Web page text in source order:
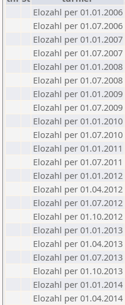
Elozahl per 01.01.2006
Elozahl per 01.07.2006
Elozahl per 01.01.2007
Elozahl per 01.07.2007
Elozahl per 01.01.2008
Elozahl per 01.07.2008
Elozahl per 01.01.2009
Elozahl per 01.07.2009
Elozahl per 01.01.2010
Elozahl per 01.07.2010
Elozahl per 01.01.2011
Elozahl per 01.07.2011
Elozahl per 01.01.2012
Elozahl per 01.04.2012
Elozahl per 01.07.2012
Elozahl per 01.10.2012
Elozahl per 01.01.2013
Elozahl per 01.04.2013
Elozahl per 01.07.2013
Elozahl per 01.10.2013
Elozahl per 01.01.2014
Elozahl per 01.04.2014